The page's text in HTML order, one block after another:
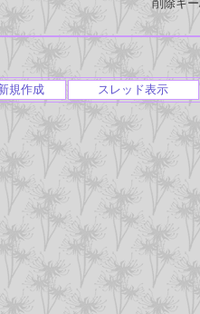
削除キ
規作成 スレッド表示